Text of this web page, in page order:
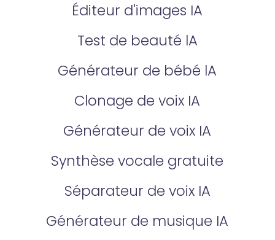
Éditeur d'images IA
Test de beauté lA
Générateur de bébé lA
Clonage de voix IA
Générateur de voix IA
Synthèse vocale gratuite
Séparateur de voix IA
Générateur de musique IA